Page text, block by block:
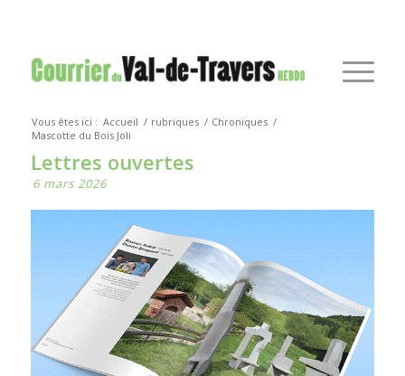
Vous êtes ici : Accueil / rubriques / Chroniques /
Mascotte du Bois Joli
Lettres ouvertes
6 mars 2026